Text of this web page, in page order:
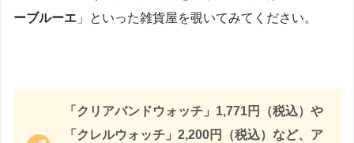
ーブルーエ 」といった雑貨屋を覗いてみてください。
「クリアバンドウォッチ」1,771円（税込）や
「クレルウォッチ」2,200円（税込）など、ア